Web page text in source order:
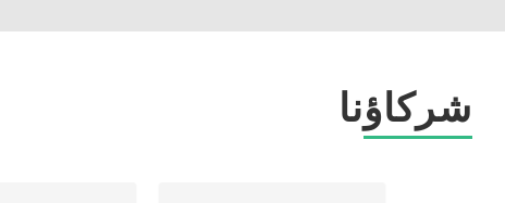
شركاؤنا